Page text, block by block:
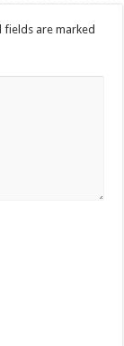
fields are marked